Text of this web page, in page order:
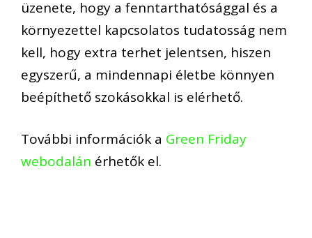
üzenete, hogy a fenntarthatósággal és a
környezettel kapcsolatos tudatosság nem
kell, hogy extra terhet jelentsen, hiszen
egyszerű, a mindennapi életbe könnyen
beépíthető szokásokkal is elérhető.
További információk a Green Friday
webodalán érhetők el.